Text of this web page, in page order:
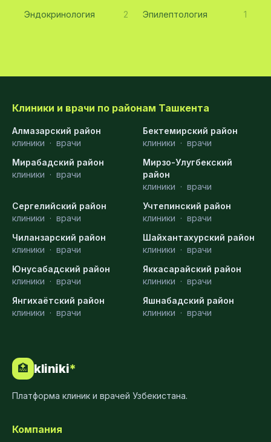
Эндокринология 2 Эпилептология 1
Клиники и врачи по районам Ташкента
Алмазарский район
клиники · врачи
Бектемирский район
клиники · врачи
Мирабадский район
клиники · врачи
Мирзо-Улугбекский
район
клиники · врачи
Сергелийский район
клиники · врачи
Учтепинский район
клиники · врачи
Чиланзарский район
клиники · врачи
Шайхантахурский район
клиники · врачи
Юнусабадский район
клиники · врачи
Яккасарайский район
клиники · врачи
Янгихаётский район
клиники · врачи
Яшнабадский район
клиники · врачи
🏥 kliniki*
Платформа клиник и врачей Узбекистана.
Компания